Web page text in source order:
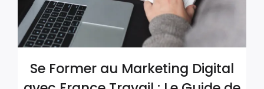
Se Former au Marketing Digital